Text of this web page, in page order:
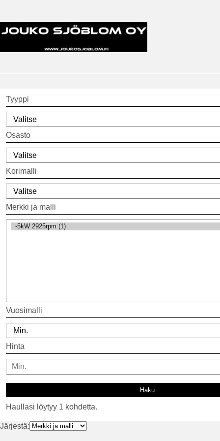
Tyyppi
Osasto
Korimalli
Merkki ja malli
Vuosimalli
Hinta
Haullasi löytyy 1 kohdetta.
Järjestä: